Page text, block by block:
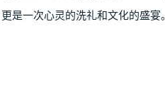
是一次心灵的洗礼和文化的盛宴。